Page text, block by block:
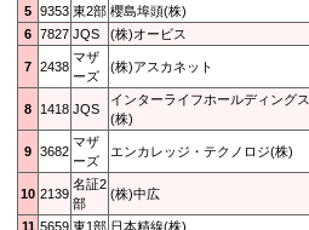
5 9353 東2部 櫻島埠頭(株)
6
7827 JQS (株)オービス
7 2438
マザ
ーズ
(株)アスカネット
8 1418 JQS
インターライフホールディングス
(株)
9 3682
マザ
ーズ
エンカレッジ・テクノロジ(株)
10 2139
名証2
部
(株)中広
11 5659 東1部 日本精線(株)